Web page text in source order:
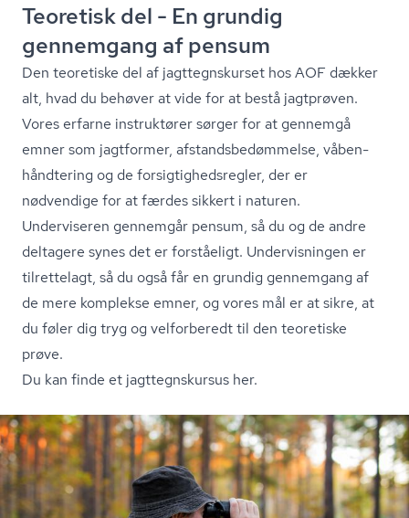
Teoretisk del - En grundig
gennemgang af pensum
Den teoretiske del af jagt­tegn­s­kur­set hos AOF dækker
alt, hvad du behøver at vide for at bestå jagtprøven.
Vores erfarne instruktører sørger for at gennemgå
emner som jagtformer, af­stands­be­døm­mel­se, vå­ben­
hånd­te­ring og de for­sig­tig­heds­reg­ler, der er
nødvendige for at færdes sikkert i naturen.
Underviseren gennemgår pensum, så du og de andre
deltagere synes det er forståeligt. Undervisningen er
tilrettelagt, så du også får en grundig gennemgang af
de mere komplekse emner, og vores mål er at sikre, at
du føler dig tryg og velforberedt til den teoretiske
prøve.
Du kan finde et jagt­tegn­s­kur­sus her.